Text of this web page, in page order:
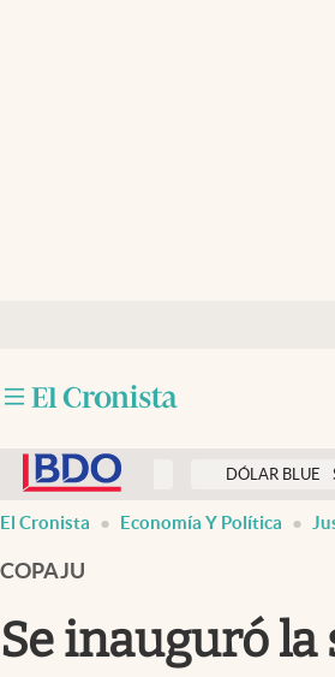
Otras secciones
Clima
0.00% DÓLAR BLUE $ 1530
El Cronista Economía Y Política
COPAJU
Se inauguró la